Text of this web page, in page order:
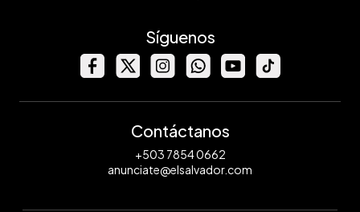
Síguenos
Contáctanos
+503 7854 0662
anunciate@elsalvador.com